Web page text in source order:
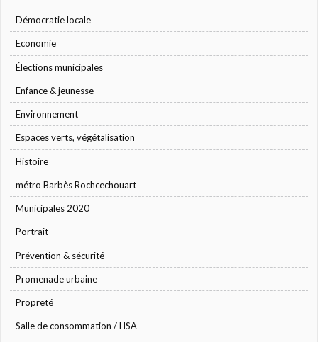
Démocratie locale
Economie
Élections municipales
Enfance & jeunesse
Environnement
Espaces verts, végétalisation
Histoire
métro Barbès Rochcechouart
Municipales 2020
Portrait
Prévention & sécurité
Promenade urbaine
Propreté
Salle de consommation / HSA